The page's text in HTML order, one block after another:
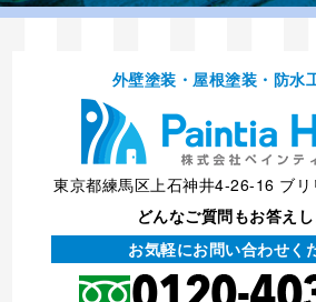
外壁塗装・屋根塗装・防⽔
東京都練馬区上石神井4-26-16 ブ
どんなご質問もお答えし
お気軽にお問い合わせく